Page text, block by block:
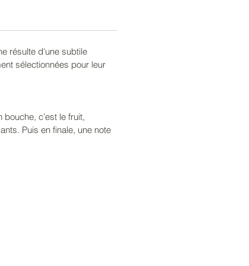
ou, luxe suprême,
; sa puissance
délicieux cocktails.
tiède.
la Grande Josiane permet
résulte d'une subtile
sélectionnées pour leur
c’est le fruit,
Puis en finale, une note